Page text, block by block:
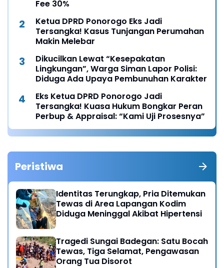
Fee 30%
Ketua DPRD Ponorogo Eks Jadi
Tersangka! Kasus Tunjangan Perumahan
Makin Melebar
Dikucilkan Lewat “Kesepakatan
Lingkungan”, Warga Siman Lapor Polisi:
Diduga Ada Upaya Pembunuhan Karakter
Eks Ketua DPRD Ponorogo Jadi
Tersangka! Kuasa Hukum Bongkar Peran
Perbup & Appraisal: “Kami Uji Prosesnya”
Peristiwa
Identitas Terungkap, Pria Ditemukan
Tewas di Area Lapangan Kodim
Diduga Meninggal Akibat Hipertensi
Tragedi Sungai Badegan: Satu Bocah
Tewas, Tiga Selamat, Pengawasan
Orang Tua Disorot